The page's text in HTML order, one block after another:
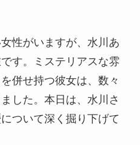
性がいますが、水川あ
す。ミステリアスな雰
併せ持つ彼女は、数々
した。本日は、水川さ
ついて深く掘り下げて